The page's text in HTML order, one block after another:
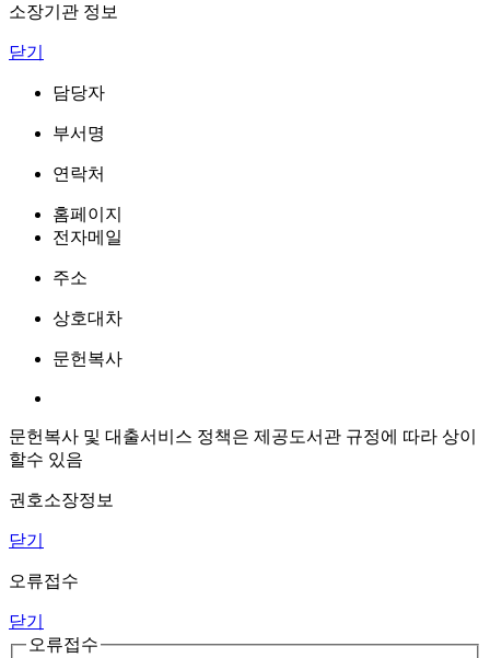
소장기관 정보
닫기
담당자
부서명
연락처
홈페이지
전자메일
주소
상호대차
문헌복사
문헌복사 및 대출서비스 정책은 제공도서관 규정에 따라 상이
할수 있음
권호소장정보
닫기
오류접수
닫기
오류접수